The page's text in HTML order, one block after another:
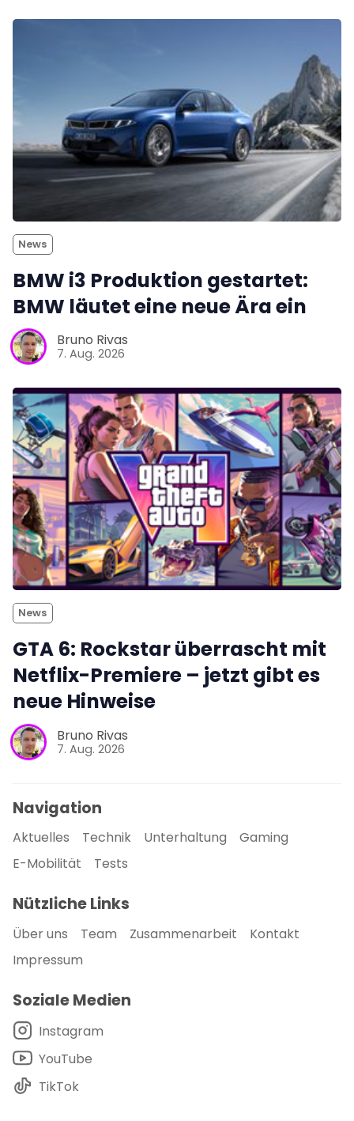
News
BMW i3 Produktion gestartet:
BMW läutet eine neue Ära ein
Bruno Rivas
7. Aug. 2026
News
GTA 6: Rockstar überrascht mit
Netflix-Premiere – jetzt gibt es
neue Hinweise
Bruno Rivas
7. Aug. 2026
Navigation
Aktuelles Technik Unterhaltung
Gaming
E-Mobilität
Tests
Nützliche Links
Über uns Team Zusammenarbeit
Kontakt
Impressum
Soziale Medien
Instagram
YouTube
TikTok